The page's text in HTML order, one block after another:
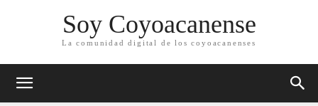
Soy Coyoacanense
La comunidad digital de los coyoacanenses